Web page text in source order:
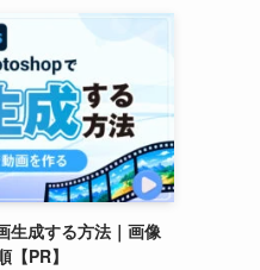
成する方法｜画像
PR】